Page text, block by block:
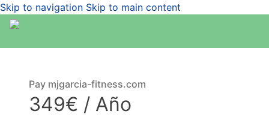
Skip to navigation Skip to main content
Pay mjgarcia-fitness.com
349€ / Año